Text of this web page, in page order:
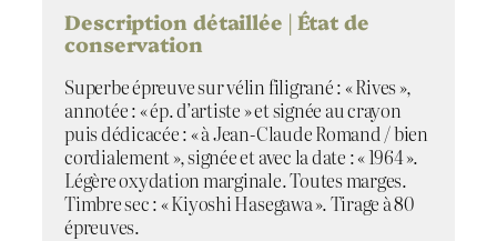
Description détaillée | État de
conservation
Superbe épreuve sur vélin filigrané : « Rives »,
annotée : « ép. d’artiste » et signée au crayon
puis dédicacée : « à Jean-Claude Romand / bien
cordialement », signée et avec la date : « 1964 ».
Légère oxydation marginale. Toutes marges.
Timbre sec : « Kiyoshi Hasegawa ». Tirage à 80
épreuves.